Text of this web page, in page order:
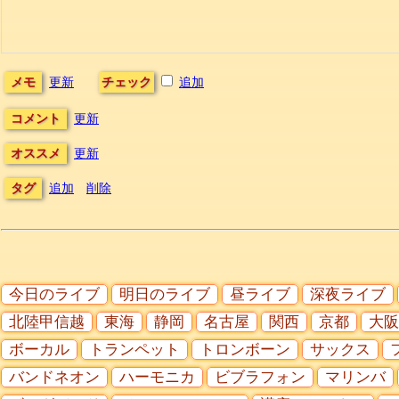
メモ 更新 チェック 追加
コメント 更新
オススメ 更新
タグ 追加 削除
今日のライブ 明日のライブ 昼ライブ
深夜ライブ
北陸甲信越
東海 静岡 名古屋 関西 京都
大阪
ボーカル
トランペット トロンボーン サックス
バンドネオン
ハーモニカ ビブラフォン
マリンバ